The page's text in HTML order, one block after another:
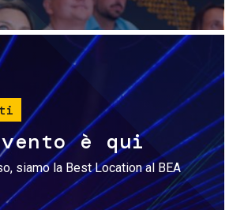
è qui
siamo la Best Location al BEA